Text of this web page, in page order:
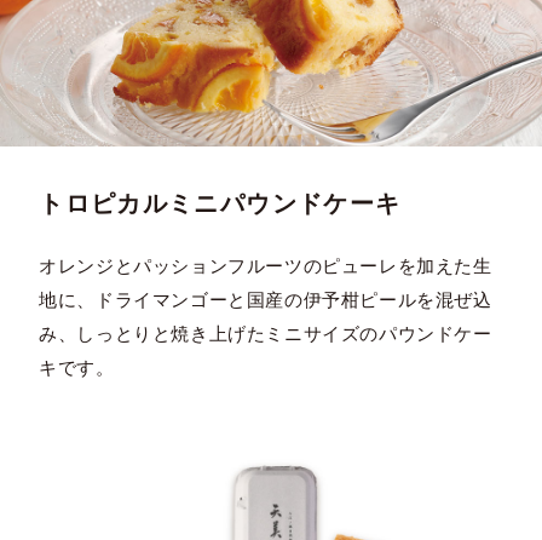
トロピカルミニパウンドケーキ
オレンジとパッションフルーツのピューレを加えた生
地に、ドライマンゴーと国産の伊予柑ピールを混ぜ込
み、しっとりと焼き上げたミニサイズのパウンドケー
キです。